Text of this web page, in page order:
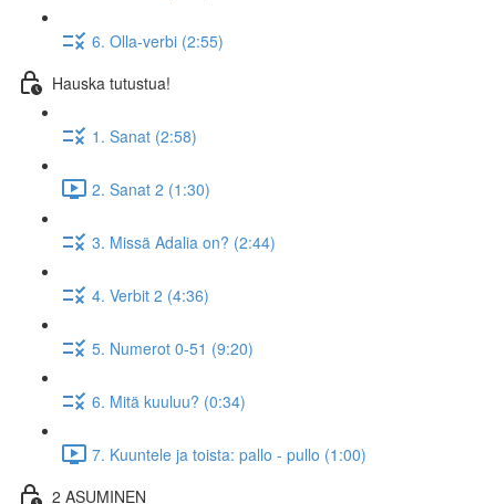
6. Olla-verbi (2:55)
Hauska tutustua!
1. Sanat (2:58)
2. Sanat 2 (1:30)
3. Missä Adalia on? (2:44)
4. Verbit 2 (4:36)
5. Numerot 0-51 (9:20)
6. Mitä kuuluu? (0:34)
7. Kuuntele ja toista: pallo - pullo (1:00)
2 ASUMINEN